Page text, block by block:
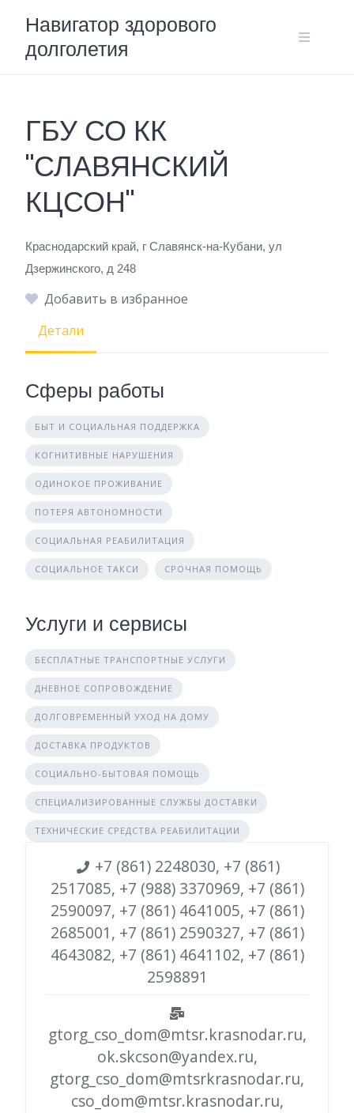
content
Навигатор здорового
долголетия
ГБУ СО КК
"СЛАВЯНСКИЙ
КЦСОН"
Краснодарский край, г Славянск-на-Кубани, ул
Дзержинского, д 248
Добавить в избранное
Детали
Сферы работы
БЫТ И СОЦИАЛЬНАЯ ПОДДЕРЖКА
КОГНИТИВНЫЕ НАРУШЕНИЯ
ОДИНОКОЕ ПРОЖИВАНИЕ
ПОТЕРЯ АВТОНОМНОСТИ
СОЦИАЛЬНАЯ РЕАБИЛИТАЦИЯ
СОЦИАЛЬНОЕ ТАКСИ СРОЧНАЯ ПОМОЩЬ
Услуги и сервисы
БЕСПЛАТНЫЕ ТРАНСПОРТНЫЕ УСЛУГИ
ДНЕВНОЕ СОПРОВОЖДЕНИЕ
ДОЛГОВРЕМЕННЫЙ УХОД НА ДОМУ
ДОСТАВКА ПРОДУКТОВ
СОЦИАЛЬНО-БЫТОВАЯ ПОМОЩЬ
СПЕЦИАЛИЗИРОВАННЫЕ СЛУЖБЫ ДОСТАВКИ
ТЕХНИЧЕСКИЕ СРЕДСТВА РЕАБИЛИТАЦИИ
+7 (861) 2248030, +7 (861)
2517085, +7 (988) 3370969, +7 (861)
2590097, +7 (861) 4641005, +7 (861)
2685001, +7 (861) 2590327, +7 (861)
4643082, +7 (861) 4641102, +7 (861)
2598891
gtorg_cso_dom@mtsr.krasnodar.ru,
ok.skcson@yandex.ru,
gtorg_cso_dom@mtsrkrasnodar.ru,
cso_dom@mtsr.krasnodar.ru,